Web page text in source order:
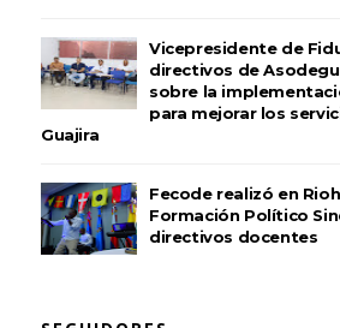
Vicepresidente de
directivos de
sobre la
para mejorar los
Guajira
Fecode realizó en
Formación Político
directivos docentes